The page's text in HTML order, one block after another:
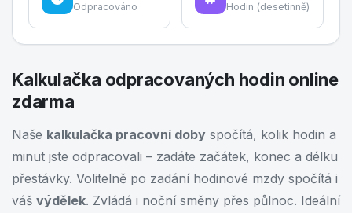
Odpracováno Hodin (desetinně)
Kalkulačka odpracovaných hodin online
zdarma
Naše kalkulačka pracovní doby spočítá, kolik hodin a
minut jste odpracovali – zadáte začátek, konec a délku
přestávky. Volitelně po zadání hodinové mzdy spočítá i
váš výdělek. Zvládá i noční směny přes půlnoc. Ideální